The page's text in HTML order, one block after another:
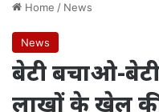
Home / News
News
बेटी बचाओ-
लाखों के खेल